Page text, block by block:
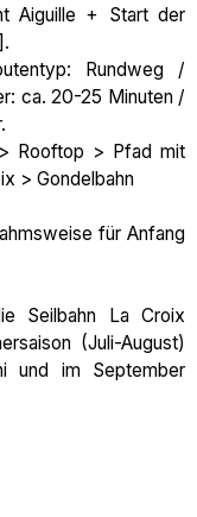
Aiguille + Start der
Rundweg /
ca. 20-25 Minuten /
Rooftop > Pfad mit
> Gondelbahn
für Anfang
Seilbahn La Croix
(Juli-August)
und im September